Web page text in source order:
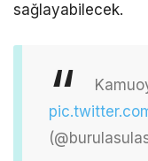
sağlayabilecek.